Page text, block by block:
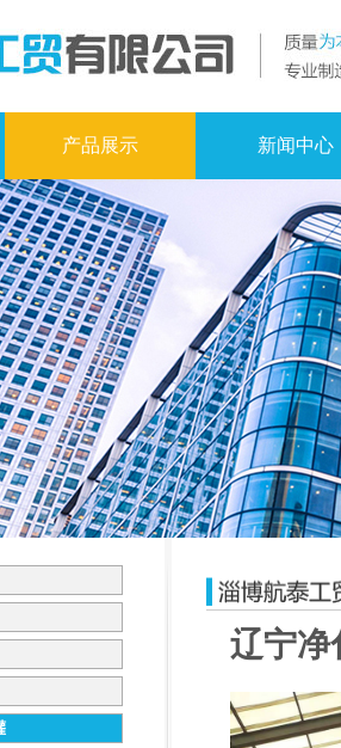
产品展示 新闻中心
辽宁净